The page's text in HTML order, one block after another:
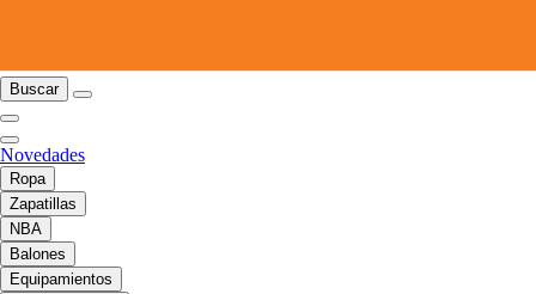
Buscar
Novedades
Ropa
Zapatillas
NBA
Balones
Equipamientos